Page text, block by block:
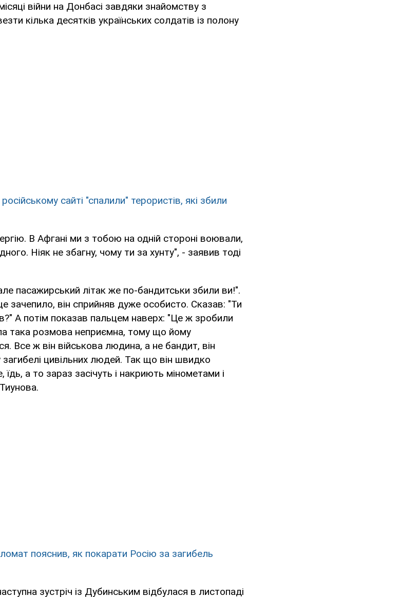
війни на Донбасі завдяки знайомству з
кілька десятків українських солдатів із полону
сайті "спалили" терористів, які збили
В Афгані ми з тобою на одній стороні воювали,
Ніяк не збагну, чому ти за хунту", - заявив тоді
пасажирський літак же по-бандитськи збили ви!".
зачепило, він сприйняв дуже особисто. Сказав: "Ти
А потім показав пальцем наверх: "Це ж зробили
така розмова неприємна, тому що йому
Все ж він військова людина, а не бандит, він
цивільних людей. Так що він швидко
а то зараз засічуть і накриють мінометами і
пояснив, як покарати Росію за загибель
зустріч із Дубинським відбулася в листопаді